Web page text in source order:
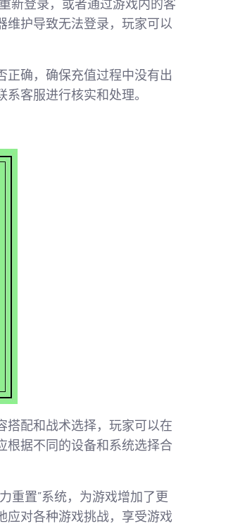
新登录，或者通过游戏内的客
维护导致无法登录，玩家可以
正确，确保充值过程中没有出
客服进行核实和处理。
搭配和战术选择，玩家可以在
根据不同的设备和系统选择合
重置”系统，为游戏增加了更
应对各种游戏挑战，享受游戏